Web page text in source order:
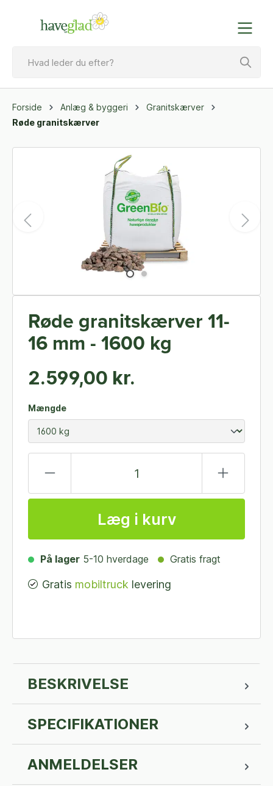
Forside Anlæg & byggeri
Granitskærver
Røde granitskærver
Røde granitskærver 11-
16 mm - 1600 kg
2.599,00 kr.
Mængde
Læg i kurv
På lager 5-10 hverdage Gratis fragt
Gratis mobiltruck levering
BESKRIVELSE
SPECIFIKATIONER
ANMELDELSER